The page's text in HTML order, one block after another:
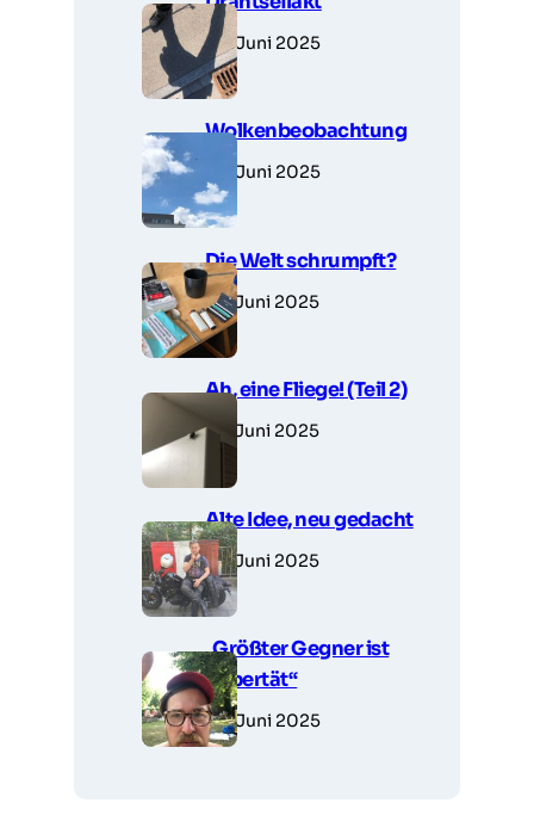
28. Juni 2025
Wolkenbeobachtung
28. Juni 2025
Die Welt schrumpft?
27. Juni 2025
Ah, eine Fliege! (Teil 2)
27. Juni 2025
Alte Idee, neu gedacht
27. Juni 2025
„Größter Gegner ist
Pubertät“
26. Juni 2025